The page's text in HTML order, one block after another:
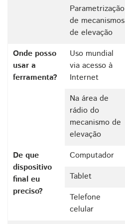
Parametrização
de mecanismos
de elevação
Onde posso
usar a
ferramenta?
Uso mundial
via acesso à
Internet
Na área de
rádio do
mecanismo de
elevação
De que
dispositivo
final eu
preciso?
Computador
Tablet
Telefone
celular